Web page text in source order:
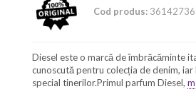
Cod produs:
Diesel este o marcă de îmbrăcăminte
cunoscută pentru colecția de denim,
special tinerilor.Primul parfum Diesel,